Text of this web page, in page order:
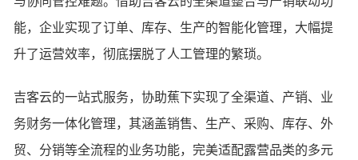
能，企业实现了订单、库存、生产的智能化管理，大幅提
升了运营效率，彻底摆脱了人工管理的繁琐。
吉客云的一站式服务，协助蕉下实现了全渠道、产销、业
务财务一体化管理，其涵盖销售、生产、采购、库存、外
贸、分销等全流程的业务功能，完美适配露营品类的多元